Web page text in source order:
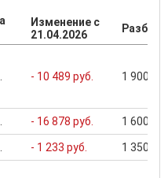
Изменение с
21.04.2026
- 10 489 руб. 1 900
- 16 878 руб. 1 600
- 1 233 руб. 1 350